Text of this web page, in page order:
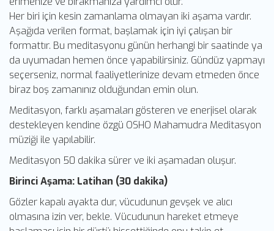
Her biri için kesin zamanlama olmayan iki aşama vardır.
Aşağıda verilen format, başlamak için iyi çalışan bir
formattır. Bu meditasyonu günün herhangi bir saatinde ya
da uyumadan hemen önce yapabilirsiniz. Gündüz yapmayı
seçerseniz, normal faaliyetlerinize devam etmeden önce
biraz boş zamanınız olduğundan emin olun.
Meditasyon, farklı aşamaları gösteren ve enerjisel olarak
destekleyen kendine özgü OSHO Mahamudra Meditasyon
müziği ile yapılabilir.
Meditasyon 50 dakika sürer ve iki aşamadan oluşur.
Birinci Aşama: Latihan (30 dakika)
Gözler kapalı ayakta dur, vücudunun gevşek ve alıcı
olmasına izin ver, bekle. Vücudunun hareket etmeye